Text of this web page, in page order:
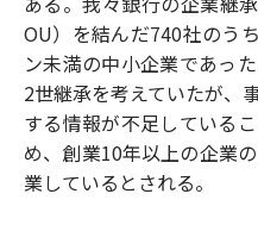
OU）を結んだ740社のう
ン未満の中小企業であっ
2世継承を考えていたが、
する情報が不足している
め、創業10年以上の企業
業しているとされる。